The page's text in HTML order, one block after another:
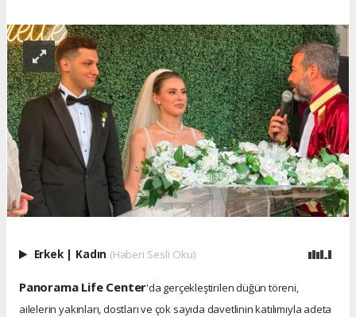
Erkek | Kadın (Haberi Sesli Oku)
Panorama Life Center'da gerçekleştirilen düğün töreni,
ailelerin yakınları, dostları ve çok sayıda davetlinin katılımıyla adeta